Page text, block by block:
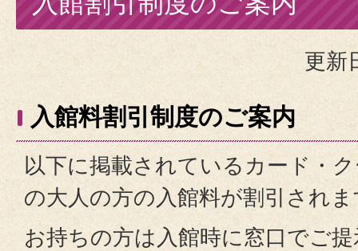
更新
入館料割引制度のご案内
以下に掲載されているカード・
の大人の方の入館料が割引され
お持ちの方は入館時に窓口でご